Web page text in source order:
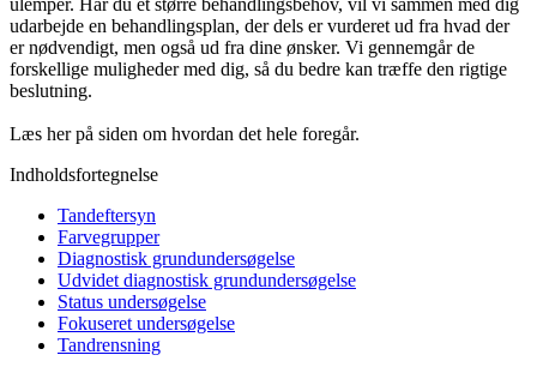
udarbejde en behandlingsplan, der dels er vurderet ud fra hvad der
er nødvendigt, men også ud fra dine ønsker. Vi gennemgår de
forskellige muligheder med dig, så du bedre kan træffe den rigtige
beslutning.
Læs her på siden om hvordan det hele foregår.
Indholdsfortegnelse
Tandeftersyn
Farvegrupper
Diagnostisk grundundersøgelse
Udvidet diagnostisk grundundersøgelse
Status undersøgelse
Fokuseret undersøgelse
Tandrensning